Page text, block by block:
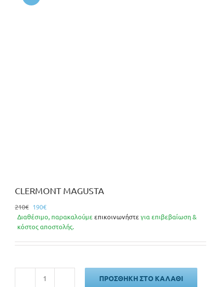
CLERMONT MAGUSTA
210€ Original
price
was:
190€Η
τρέχουσα
τιμή
190€.
Διαθέσιμο, παρακαλούμε επικοινωνήστε για επιβεβαίωση &
κόστος αποστολής.
CLERMONT
ΠΡΟΣΘΉΚΗ ΣΤΟ ΚΑΛΆΘΙ